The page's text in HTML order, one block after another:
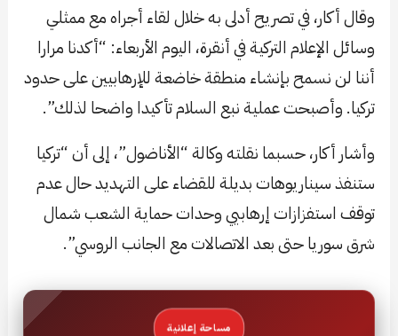
وقال أكار، في تصريح أدلى به خلال لقاء أجراه مع ممثلي
وسائل الإعلام التركية في أنقرة، اليوم الأربعاء: “أكدنا مرارا
أننا لن نسمح بإنشاء منطقة خاضعة للإرهابيين على حدود
تركيا. وأصبحت عملية نبع السلام تأكيدا واضحا لذلك”.
وأشار أكار، حسبما نقلته وكالة “الأناضول”، إلى أن “تركيا
ستنفذ سيناريوهات بديلة للقضاء على التهديد حال عدم
توقف استفزازات إرهابيي وحدات حماية الشعب شمال
شرق سوريا حتى بعد الاتصالات مع الجانب الروسي”.
مساحة إعلانية